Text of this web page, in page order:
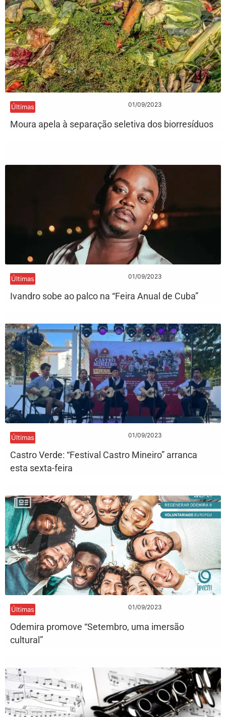
Últimas 01/09/2023
Moura apela à separação seletiva dos biorresíduos
Últimas 01/09/2023
Ivandro sobe ao palco na “Feira Anual de Cuba”
Últimas 01/09/2023
Castro Verde: “Festival Castro Mineiro” arranca
esta sexta-feira
Últimas 01/09/2023
Odemira promove “Setembro, uma imersão
cultural”